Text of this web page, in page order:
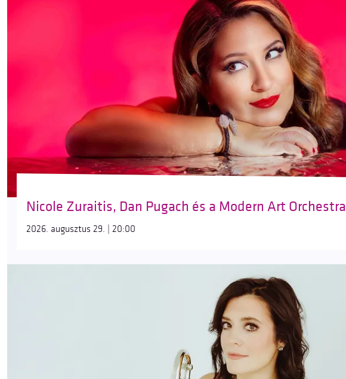
Nicole Zuraitis, Dan Pugach és a Modern Art Orchestra
2026. augusztus 29. | 20:00